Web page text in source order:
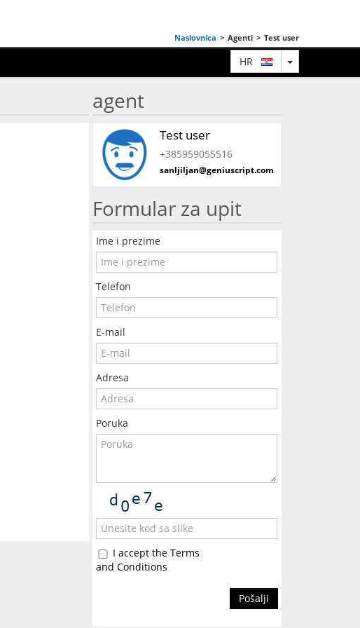
Naslovnica > Agenti > Test user
HR TOGGLE
agent
Test user
+385959055516
sanljiljan@geniuscript.com
Formular za upit
Ime i prezime
Telefon
E-mail
Adresa
Poruka
I accept the Terms
and Conditions
Pošalji